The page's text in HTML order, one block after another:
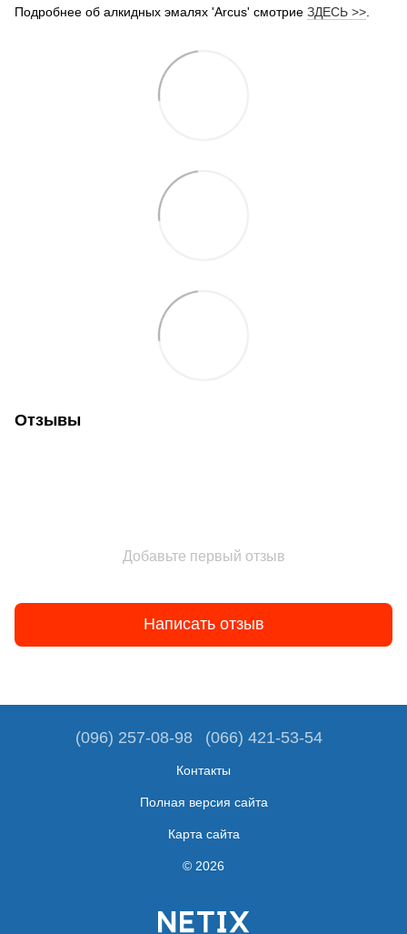
Подробнее об алкидных эмалях 'Arcus' смотрие ЗДЕСЬ >>
Отзывы
Добавьте первый отзыв
Написать отзыв
(096) 257-08-98 (066) 421-53-54
Контакты
Полная версия сайта
Карта сайта
© 2026